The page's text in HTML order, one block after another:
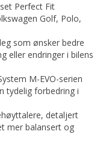
Perfect Fit
Golf, Polo,
som ønsker bedre
eller endringer i bilens
M-EVO-serien
tydelig forbedring i
detaljert
mer balansert og